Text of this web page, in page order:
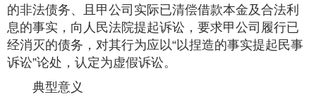
的非法债务、且甲公司实际已清偿借款本金及合法利
息的事实，向人民法院提起诉讼，要求甲公司履行已
经消灭的债务，对其行为应以“以捏造的事实提起民事
诉讼”论处，认定为虚假诉讼。
典型意义